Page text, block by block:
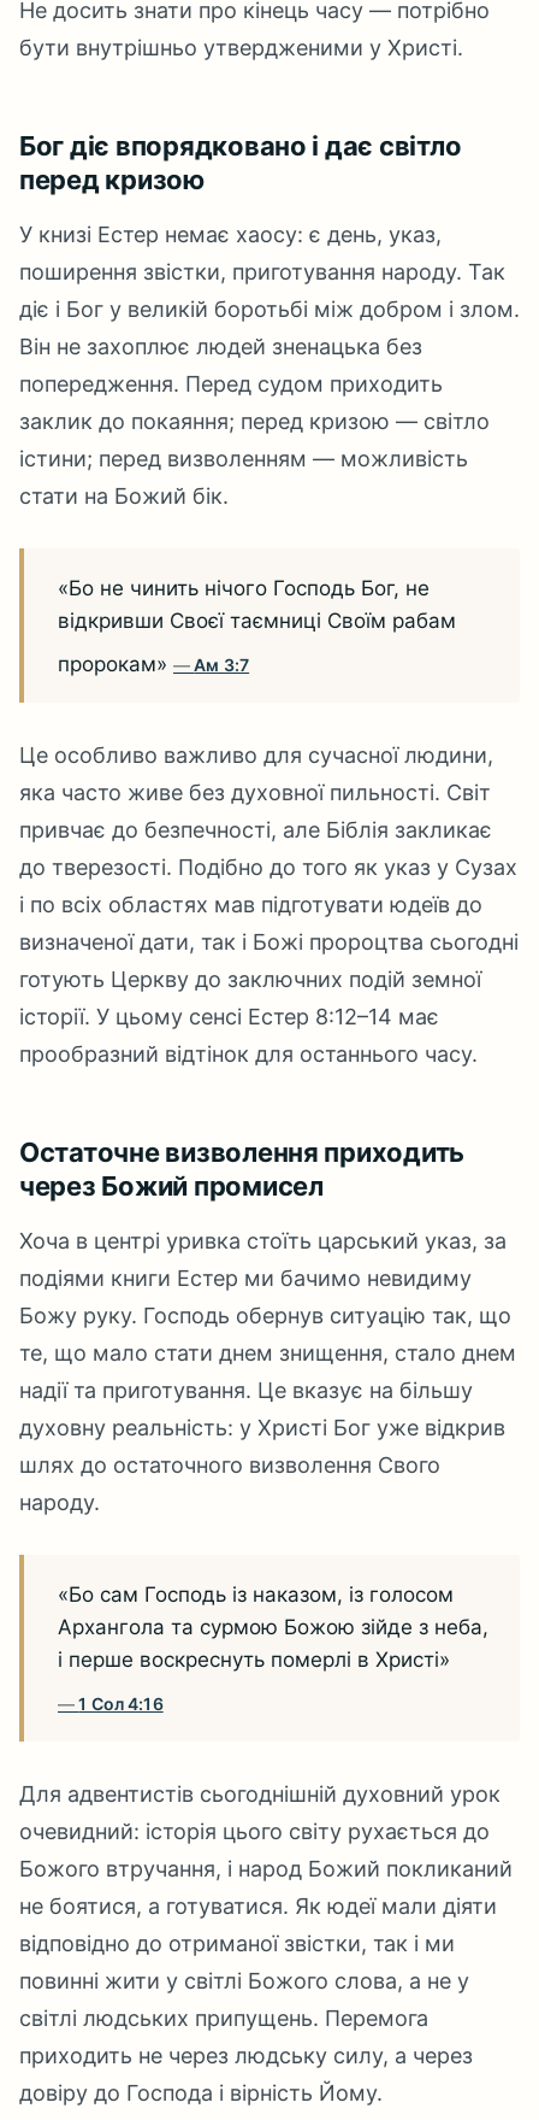
Не досить знати про кінець часу — потрібно
бути внутрішньо утвердженими у Христі.
Бог діє впорядковано і дає світло
перед кризою
У книзі Естер немає хаосу: є день, указ,
поширення звістки, приготування народу. Так
діє і Бог у великій боротьбі між добром і злом.
Він не захоплює людей зненацька без
попередження. Перед судом приходить
заклик до покаяння; перед кризою — світло
істини; перед визволенням — можливість
стати на Божий бік.
«Бо не чинить нічого Господь Бог, не
відкривши Своєї таємниці Своїм рабам
пророкам»
Ам 3:7
Це особливо важливо для сучасної людини,
яка часто живе без духовної пильності. Світ
привчає до безпечності, але Біблія закликає
до тверезості. Подібно до того як указ у Сузах
і по всіх областях мав підготувати юдеїв до
визначеної дати, так і Божі пророцтва сьогодні
готують Церкву до заключних подій земної
історії. У цьому сенсі Естер 8:12–14 має
прообразний відтінок для останнього часу.
Остаточне визволення приходить
через Божий промисел
Хоча в центрі уривка стоїть царський указ, за
подіями книги Естер ми бачимо невидиму
Божу руку. Господь обернув ситуацію так, що
те, що мало стати днем знищення, стало днем
надії та приготування. Це вказує на більшу
духовну реальність: у Христі Бог уже відкрив
шлях до остаточного визволення Свого
народу.
«Бо сам Господь із наказом, із голосом
Архангола та сурмою Божою зійде з неба,
і перше воскреснуть померлі в Христі»
1 Сол 4:16
Для адвентистів сьогоднішній духовний урок
очевидний: історія цього світу рухається до
Божого втручання, і народ Божий покликаний
не боятися, а готуватися. Як юдеї мали діяти
відповідно до отриманої звістки, так і ми
повинні жити у світлі Божого слова, а не у
світлі людських припущень. Перемога
приходить не через людську силу, а через
довіру до Господа і вірність Йому.